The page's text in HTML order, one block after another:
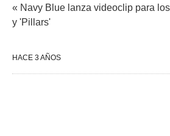
« Navy Blue lanza videoclip para
y 'Pillars'
HACE 3 AÑOS